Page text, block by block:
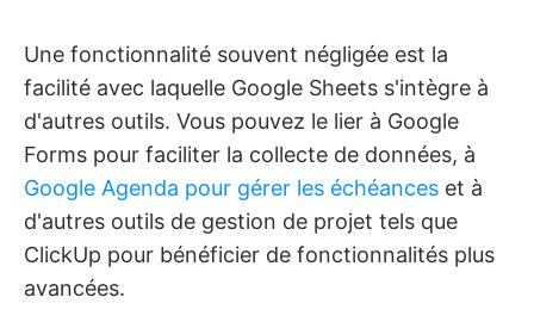
Une fonctionnalité souvent négligée est la
facilité avec laquelle Google Sheets s'intègre à
d'autres outils. Vous pouvez le lier à Google
Forms pour faciliter la collecte de données, à
Google Agenda pour gérer les échéances et à
d'autres outils de gestion de projet tels que
ClickUp pour bénéficier de fonctionnalités plus
avancées.